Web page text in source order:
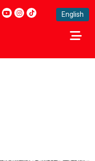
English